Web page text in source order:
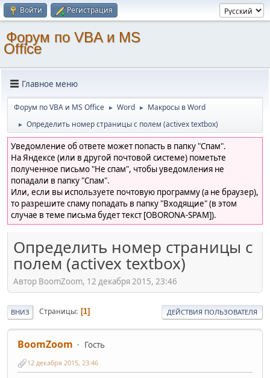
Войти Регистрация
Форум по VBA и MS
Office
Главное меню
Форум по VBA и MS Office ► Word ► Макросы в Word
► Определить номер страницы с полем (activex textbox)
Уведомление об ответе может попасть в папку "Спам".
На Яндексе (или в другой почтовой системе) пометьте
полученное письмо "Не спам", чтобы уведомления не
попадали в папку "Спам".
Или, если вы используете почтовую программу (а не браузер),
то разрешите спаму попадать в папку "Входящие" (в этом
случае в теме письма будет текст [OBORONA-SPAM]).
Определить номер страницы с
полем (activex textbox)
Автор BoomZoom, 12 декабря 2015, 23:46
ВНИЗ Страницы 1 ДЕЙСТВИЯ ПОЛЬЗОВАТЕЛЯ
BoomZoom Гость
12 декабря 2015, 23:46